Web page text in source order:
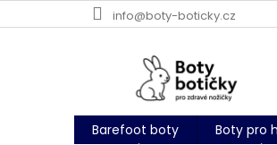
na
info@boty-boticky.cz
Barefoot boty Boty pro